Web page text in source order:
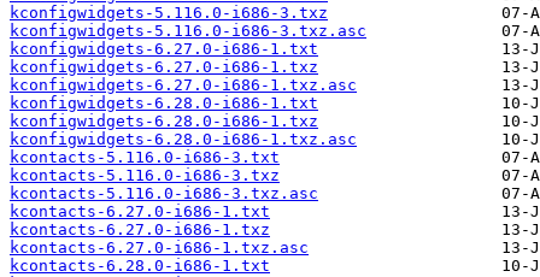
kconfigwidgets-5.116.0-i686-3.txz
kconfigwidgets-5.116.0-i686-3.txz.asc
kconfigwidgets-6.27.0-i686-1.txt
kconfigwidgets-6.27.0-i686-1.txz
kconfigwidgets-6.27.0-i686-1.txz.asc
kconfigwidgets-6.28.0-i686-1.txt
kconfigwidgets-6.28.0-i686-1.txz
kconfigwidgets-6.28.0-i686-1.txz.asc
kcontacts-5.116.0-i686-3.txt
kcontacts-5.116.0-i686-3.txz
kcontacts-5.116.0-i686-3.txz.asc
kcontacts-6.27.0-i686-1.txt
kcontacts-6.27.0-i686-1.txz
kcontacts-6.27.0-i686-1.txz.asc
kcontacts-6.28.0-i686-1.txt